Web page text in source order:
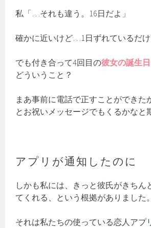
私「…それも違う。16日だよ」
確かに近いけど…1日ずれているだけ
でも付き合って4回目の彼女の誕生
どういうこと？
まあ事前に電話で正すことができた
とお祝いメッセージでもくるかなと
アプリが通知したのに
しかも私には、きっと彼氏がきちん
てくれる、という根拠がありました。
それは私たちの使っている恋人アプ